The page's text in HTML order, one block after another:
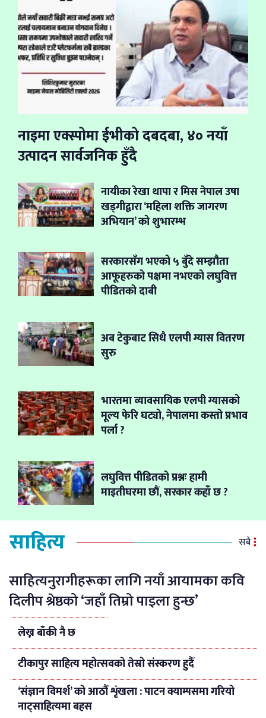
नाइमा एक्स्पोमा ईभीको दबदबा, ४० नयाँ
उत्पादन सार्वजनिक हुँदै
नायीका रेखा थापा र मिस नेपाल उषा
खड्गीद्वारा ‘महिला शक्ति जागरण
अभियान’ को शुभारम्भ
सरकारसँग भएको ५ बुँदे सम्झौता
आफूहरुको पक्षमा नभएको लघुवित्त
पीडितको दाबी
अब टेकुबाट सिधै एलपी ग्यास वितरण
सुरु
भारतमा व्यावसायिक एलपी ग्यासको
मूल्य फेरि घट्यो, नेपालमा कस्तो प्रभाव
पर्ला ?
लघुवित्त पीडितको प्रश्नः हामी
माइतीघरमा छौं, सरकार कहाँ छ ?
साहित्य सबै
साहित्यनुरागीहरूका लागि नयाँ आयामका कवि
दिलीप श्रेष्ठको ‘जहाँ तिम्रो पाइला हुन्छ’
लेख्न बाँकी नै छ
टीकापुर साहित्य महोत्सवको तेस्रो संस्करण हुदैँ
‘संज्ञान विमर्श’ को आठौँ शृंखला : पाटन क्याम्पसमा गरियो
नाट्साहित्यमा बहस